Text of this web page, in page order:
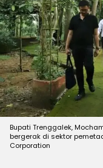
Bupati Trenggalek,
bergerak di sektor
Corporation